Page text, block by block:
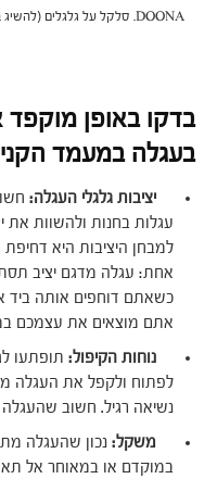
DOONA. סלקל על גלגלים (להשיג בשילב. צילום: יח"צ)
בדקו באופן
בעגלה במעמד
יציבות גלגלי העגלה:
עגלות בחנות ולהשוות את
למבחן היציבות היא דחיפת
אחת: עגלה מדגם יציב
כשאתם דוחפים אותה
אתם מוצאים את עצמכם
נוחות הקיפול: תופתעו
לפתוח ולקפל את העגלה
נשיאה רגיל. חשוב
משקל: נכון שהעגלה
במוקדם או במאוחר אל תא